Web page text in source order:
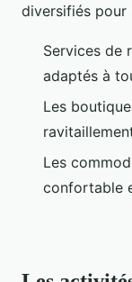
diversifiés pour
Services de
adaptés à
Les
Les
confortable